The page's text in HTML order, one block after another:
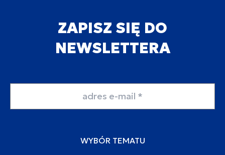
ZAPISZ SIĘ DO
NEWSLETTERA
WYBÓR TEMATU